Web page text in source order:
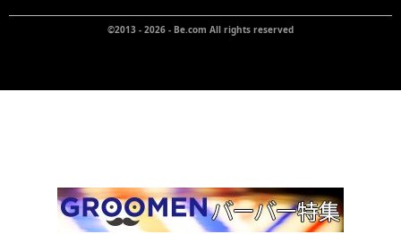
©2013 - 2026 - Be.com All rights reserved